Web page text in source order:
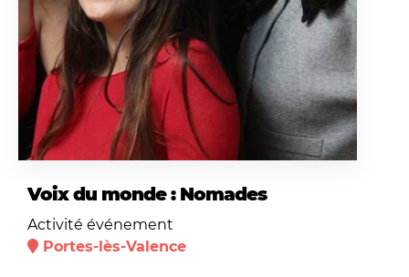
Voix du monde : Nomades
Activité événement
Portes-lès-Valence